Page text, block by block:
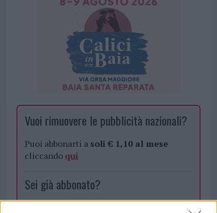
Vuoi rimuovere le pubblicità nazionali?
Puoi abbonarti a soli € 1,10 al mese
cliccando qui
Sei già abbonato?